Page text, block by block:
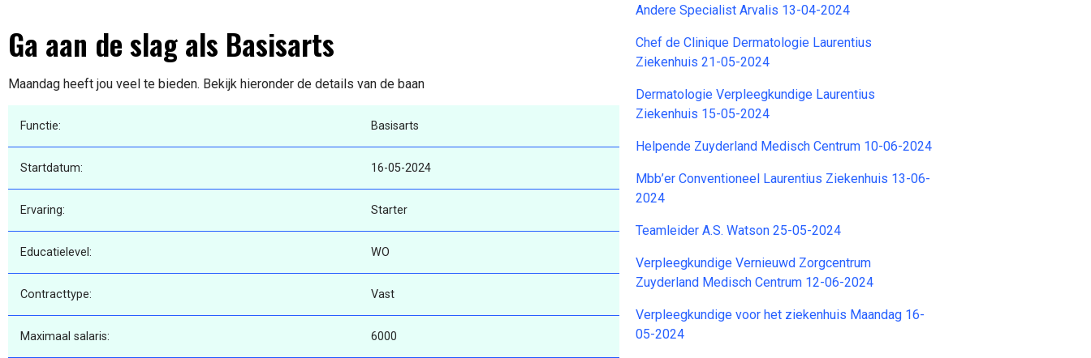
Ga aan de slag als Basisarts
Maandag heeft jou veel te bieden. Bekijk hieronder de details van de baan
Functie: Basisarts
Startdatum: 16-05-2024
Ervaring: Starter
Educatielevel: WO
Contracttype: Vast
Maximaal salaris: 6000
Andere Specialist Arvalis 13-04-2024
Chef de Clinique Dermatologie Laurentius
Ziekenhuis 21-05-2024
Dermatologie Verpleegkundige Laurentius
Ziekenhuis 15-05-2024
Helpende Zuyderland Medisch Centrum 10-06-2024
Mbb’er Conventioneel Laurentius Ziekenhuis 13-06-
2024
Teamleider A.S. Watson 25-05-2024
Verpleegkundige Vernieuwd Zorgcentrum
Zuyderland Medisch Centrum 12-06-2024
Verpleegkundige voor het ziekenhuis Maandag 16-
05-2024